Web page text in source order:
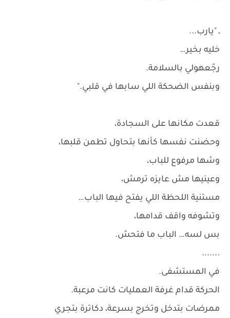
ـ "يارب...
خليه بخير…
رجّعهولي بالسلامة.
وبنفس الضحكة اللي سابها في قلبي."
قعدت مكانها على السجادة،
وحضنت نفسها كأنها بتحاول تطمن قلبها،
وشها مرفوع للباب،
وعينيها مش عايزه ترمش،
مستنية اللحظة اللي يفتح فيها الباب…
وتشوفه واقف قدامها،
بس لسه… الباب ما فتحش.
.......
في المستشفى.
الحركة قدام غرفة العمليات كانت مرعبة.
ممرضات بتدخل وتخرج بسرعة، دكاترة بتجري